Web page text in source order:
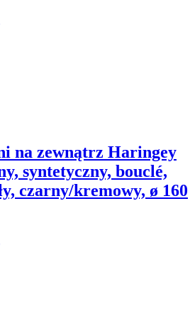
na zewnątrz Haringey
syntetyczny, bouclé,
czarny/kremowy, ø 160